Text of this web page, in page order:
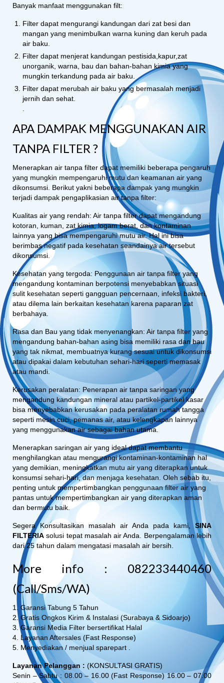
Banyak manfaat menggunakan filt:
Filter dapat mengurangi kandungan dari zat besi dan
mangan yang menimbulkan warna kuning dan keruh pada
air baku.
Filter dapat menjerat kandungan pestisida,kapur,zat
unorganik, warna, bau dan bahan-bahan kimia yang
mungkin terkandung pada air baku.
Filter dapat merubah air baku yang bermasalah menjadi
jernih dan sehat.
APA DAMPAK MENGGUNAKAN AIR
TANPA FILTER ?
Menerapkan air tanpa filter dapat memiliki beberapa pengaruh
yang mungkin mempengaruhi mutu dan keamanan air yang
dikonsumsi. Berikut yakni beberapa dampak yang mungkin
terjadi dampak pengaplikasian air tanpa filter:
Kualitas air yang rendah: Air tanpa filter dapat mengandung
kotoran, kuman, zat kimia, logam berat, dan kontaminan
lainnya yang bisa mempengaruhi mutu air. Hal ini bisa
berimbas negatif pada kesehatan seandainya air tersebut
dikonsumsi.
Kesehatan yang tergoda: Penggunaan air tanpa filter yang
mengandung kontaminan berpotensi menyebabkan situasi
sulit kesehatan seperti gangguan pencernaan, infeksi bakteri,
atau dilema lain berkaitan kesehatan karena paparan zat
berbahaya.
Rasa dan Bau yang tidak menyenangkan: Air tanpa filter yang
mengandung bahan-bahan asing bisa memiliki rasa dan bau
yang tak nikmat, membuatnya kurang sesuai untuk dikonsumsi
atau dipakai dalam kebutuhan sehari-hari seperti memasak
atau mandi.
Kerusakan peralatan: Penerapan air tanpa saringan yang
mengandung kandungan mineral atau partikel-partikel kasar
bisa menyebabkan kerusakan pada peralatan rumah tangga
seperti mesin cuci, pemanas air, atau kelengkapan lainnya
yang menggunakan air sebagai bahan utama.
Menerapkan saringan air yang ideal dapat membantu
menghilangkan atau mengurangi kontaminan-kontaminan hal
yang demikian, meningkatkan mutu air yang diterapkan untuk
konsumsi sehari-hari, dan menjaga kesehatan. Oleh sebab itu,
penting untuk mempertimbangkan penggunaan filter air yang
pantas untuk mempertimbangkan air yang diterapkan aman
dan bermutu baik.
Segera Konsultasikan masalah air Anda pada kami,SINA
FILTERIA solusi tepat masalah air Anda. Berpengalaman lebih
dari 25 tahun dalam mengatasi masalah air bersih.
More info : 082233440460
(Call/Sms/WA)
1. Garansi Tabung 5 Tahun
2. Gratis Ongkos Kirim & Instalasi (Surabaya & Sidoarjo)
3. Garansi Media Filter bersertifikat Halal
4. Layanan Aftersales (Fast Response)
5. Menyediakan / menjual sparepart .
Layanan Pelanggan : (KONSULTASI GRATIS)
Senin – Sabtu : 08.00 – 16.00 (Fast Response) 16.00 – 07.00